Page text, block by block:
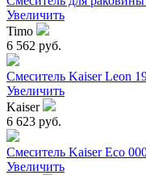
Увеличить
Timo
6 562 руб.
Смеситель Kaiser Leon
Увеличить
Kaiser
6 623 руб.
Смеситель Kaiser Eco
Увеличить